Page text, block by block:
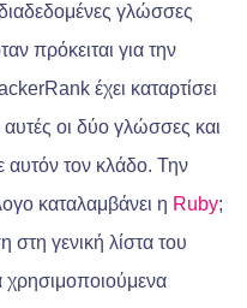
διαδεδομένες γλώσσες
πρόκειται για την
έχει καταρτίσει
αυτές οι δύο γλώσσες και
αυτόν τον κλάδο. Την
καταλαμβάνει η Ruby;
στη γενική λίστα του